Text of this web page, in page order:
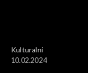
Kulturalni
10.02.2024